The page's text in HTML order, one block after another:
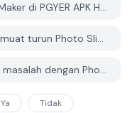
Adakah Photo SlideShow & Video Maker di PGYER APK HUB percuma untuk dimuat turun?
Adakah saya perlu akaun untuk memuat turun Photo SlideShow & Video Maker dari PGYER APK HUB?
Bagaimana saya boleh melaporkan masalah dengan Photo SlideShow & Video Maker di PGYER APK HUB?
Ya Tidak